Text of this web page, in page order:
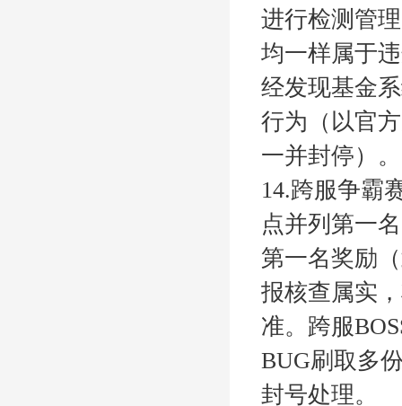
进行检测管
均一样属于
经发现基金
行为（以官
一并封停）。
14.跨服争霸
点并列第一
第一名奖励
报核查属实
准。跨服
BUG刷取多
封号处理。